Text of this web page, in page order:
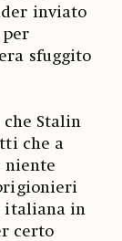
inviato
per
sfuggito
Stalin
che a
niente
italiana in
certo